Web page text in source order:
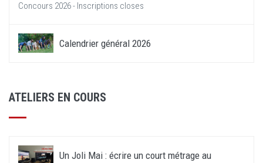
Concours 2026 - Inscriptions closes
Calendrier général 2026
ATELIERS EN COURS
Un Joli Mai : écrire un court métrage au